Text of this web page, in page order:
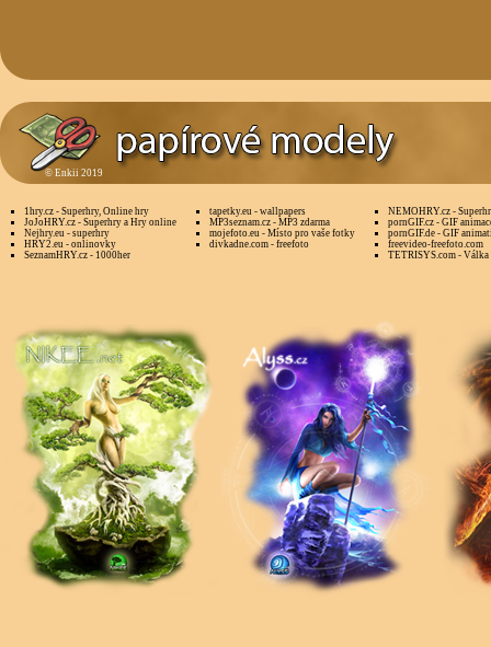
© Enkii 2019
1hry.cz - Superhry, Online hry
JoJoHRY.cz - Superhry a Hry online
Nejhry.eu - superhry
HRY2.eu - onlinovky
SeznamHRY.cz - 1000her
tapetky.eu - wallpapers
MP3seznam.cz - MP3 zdarma
mojefoto.eu - Místo pro vaše fotky
divkadne.com - freefoto
NEMOHRY.cz -
pornGIF.cz - GIF
pornGIF.de - GIF
freevideo-freefoto.com
TETRISYS.com - Válka